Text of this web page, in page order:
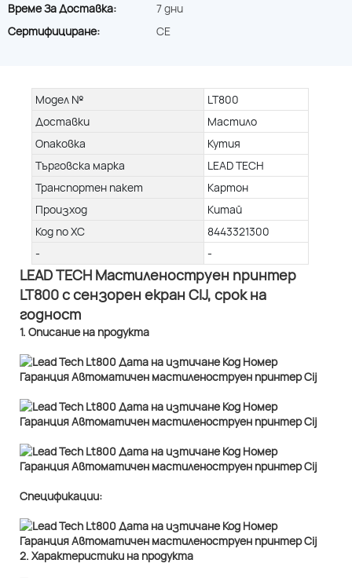
Време За Доставка:
7 дни
Сертифициране:
CE
Модел №
LT800
Доставки
Мастило
Опаковка
Кутия
Търговска марка
LEAD TECH
Транспортен пакет
Картон
Произход
Китай
Код по ХС
8443321300
-
-
LEAD TECH Мастиленоструен принтер
LT800 с сензорен екран CIJ, срок на
годност
1. Описание на продукта
Спецификации:
2. Характеристики на продукта